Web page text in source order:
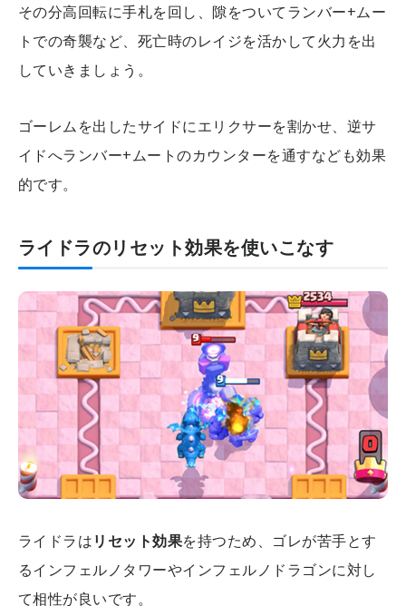
その分高回転に手札を回し、隙をついてランバー+ムー
トでの奇襲など、死亡時のレイジを活かして火力を出
していきましょう。
ゴーレムを出したサイドにエリクサーを割かせ、逆サ
イドへランバー+ムートのカウンターを通すなども効果
的です。
ライドラのリセット効果を使いこなす
ライドラはリセット効果を持つため、ゴレが苦手とす
るインフェルノタワーやインフェルノドラゴンに対し
て相性が良いです。